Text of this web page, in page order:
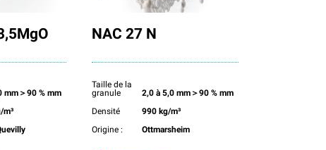
mm＞90 % mm
m³
NAC 27 N
Taille de la
granule
2,0 à 5,0 mm＞90 % mm
Densité
990 kg/m³
Origine :
Ottmarsheim